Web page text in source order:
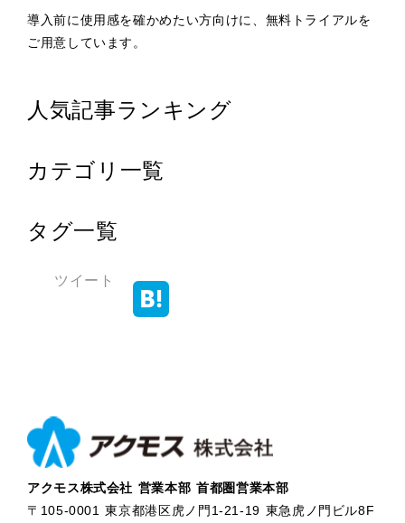
導入前に使用感を確かめたい方向けに、無料トライアルを
ご用意しています。
人気記事ランキング
カテゴリ一覧
タグ一覧
ツイート
アクモス株式会社 営業本部 首都圏営業本部
〒105-0001 東京都港区虎ノ門1-21-19 東急虎ノ門ビル8F